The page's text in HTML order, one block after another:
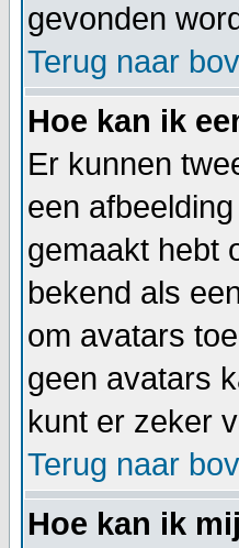
gevonden
Terug naar
Hoe kan ik
Er kunnen
een
gemaakt hebt
bekend als
om avatars
geen avatars
kunt er zeker
Terug naar
Hoe kan ik